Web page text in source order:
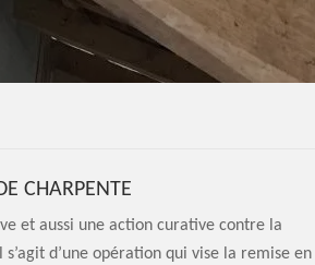
CHARPENTE
et aussi une action curative contre la
d’une opération qui vise la remise en